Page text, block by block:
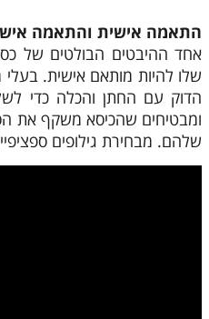
התאמה אישית והתאמה
אחד ההיבטים הבולטים של
שלו להיות מותאם אישית.
הדוק עם החתן והכלה כדי
ומבטיחים שהכיסא משקף את
שלהם. מבחירת גילופים